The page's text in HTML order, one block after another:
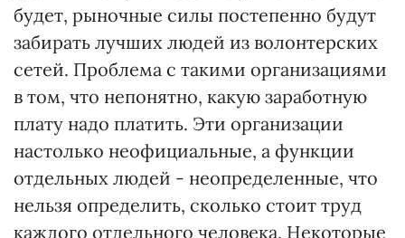
будет, рыночные силы постепенно будут
забирать лучших людей из волонтерских
сетей. Проблема с такими организациями
в том, что непонятно, какую заработную
плату надо платить. Эти организации
настолько неофициальные, а функции
отдельных людей - неопределенные, что
нельзя определить, сколько стоит труд
каждого отдельного человека. Некоторые